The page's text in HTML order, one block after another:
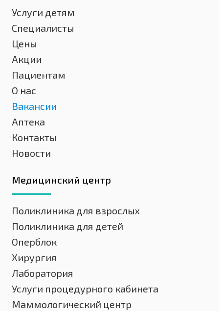
Услуги детям
Специалисты
Цены
Акции
Пациентам
О нас
Вакансии
Аптека
Контакты
Новости
Медицинский центр
Поликлиника для взрослых
Поликлиника для детей
Оперблок
Хирургия
Лаборатория
Услуги процедурного кабинета
Маммологический центр